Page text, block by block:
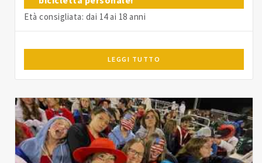
Età consigliata: dai 14 ai 18 anni
LEGGI TUTTO